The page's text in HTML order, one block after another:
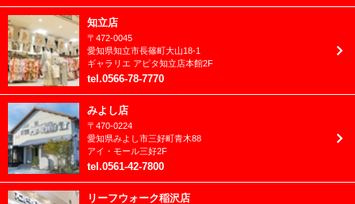
2022年6月
2022年5月
2022年4月
2022年3月
2022年2月
2022年1月
2021年12月
知立店
〒 472-0045
愛知県知立市長篠町大山18-1
ギャラリエ アピタ知立店本館2F
tel .0566-78-7770
みよし店
〒 470-0224
愛知県みよし市三好町青木88
アイ・モール三好2F
tel .0561-42-7800
リーフウォーク稲沢店